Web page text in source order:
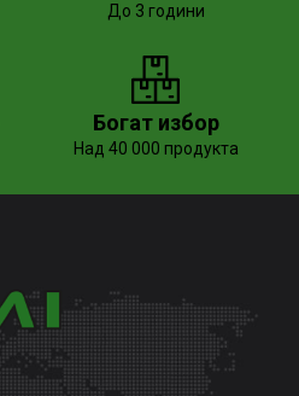
До 3 години
Богат избор
Над 40 000 продукта